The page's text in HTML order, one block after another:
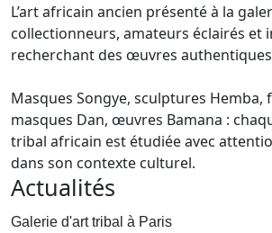
L’art africain ancien présenté à la
collectionneurs, amateurs éclairés et
recherchant des œuvres
Masques Songye, sculptures Hemba,
masques Dan, œuvres Bamana :
tribal africain est étudiée avec
dans son contexte culturel.
Actualités
Galerie d'art tribal à Paris